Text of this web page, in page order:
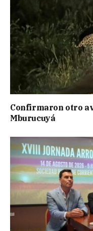
Confirmaron otro
Mburucuyá